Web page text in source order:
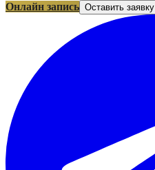
Онлайн запись Оставить заявку